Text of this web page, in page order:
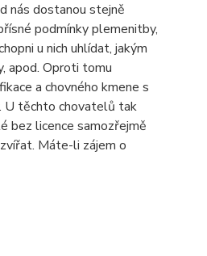
nás dostanou stejně
podmínky plemenitby,
u nich uhlídat, jakým
apod. Oproti tomu
a chovného kmene s
U těchto chovatelů tak
bez licence samozřejmě
Máte-li zájem o